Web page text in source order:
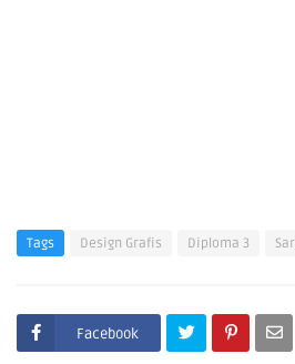
Tags Design Grafis Diploma 3
Facebook